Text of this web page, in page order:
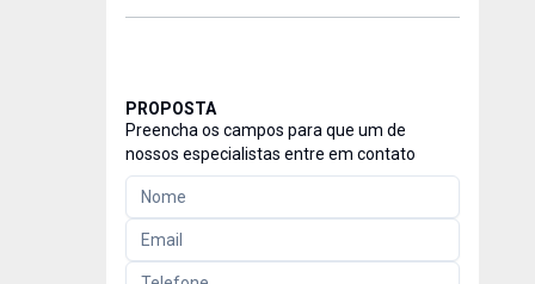
PROPOSTA
Preencha os campos para que um de
nossos especialistas entre em contato